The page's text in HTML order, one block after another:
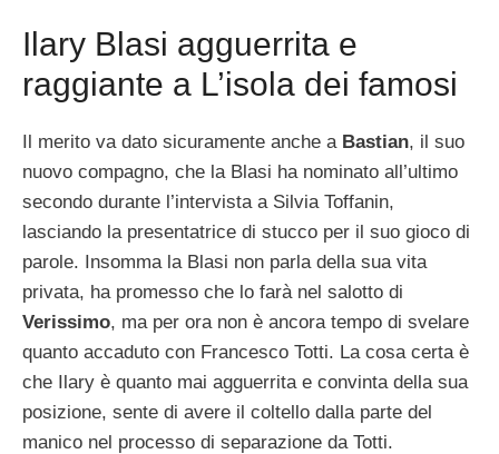
Ilary Blasi agguerrita e
raggiante a L’isola dei famosi
Il merito va dato sicuramente anche a Bastian, il suo
nuovo compagno, che la Blasi ha nominato all’ultimo
secondo durante l’intervista a Silvia Toffanin,
lasciando la presentatrice di stucco per il suo gioco di
parole. Insomma la Blasi non parla della sua vita
privata, ha promesso che lo farà nel salotto di
Verissimo, ma per ora non è ancora tempo di svelare
quanto accaduto con Francesco Totti. La cosa certa è
che Ilary è quanto mai agguerrita e convinta della sua
posizione, sente di avere il coltello dalla parte del
manico nel processo di separazione da Totti.